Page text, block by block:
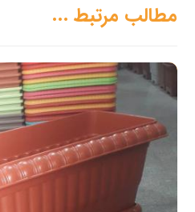
مطالب مرتبط ...